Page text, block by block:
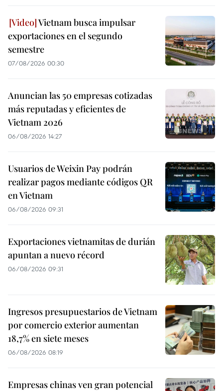
Vietnam busca impulsar
exportaciones en el segundo
semestre
07/08/2026 00:30
Anuncian las 50 empresas cotizadas
más reputadas y eficientes de
Vietnam 2026
06/08/2026 14:27
Usuarios de Weixin Pay podrán
realizar pagos mediante códigos QR
en Vietnam
06/08/2026 09:31
Exportaciones vietnamitas de durián
apuntan a nuevo récord
06/08/2026 09:31
Ingresos presupuestarios de Vietnam
por comercio exterior aumentan
18,7% en siete meses
06/08/2026 08:19
Empresas chinas ven gran potencial